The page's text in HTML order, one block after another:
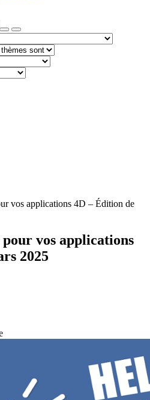
vos applications 4D – Édition de
pour vos applications
2025